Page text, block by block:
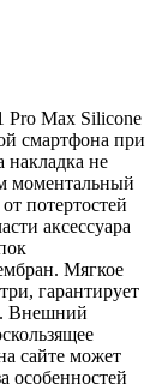
Pro Max Silicone
смартфона при
накладка не
моментальный
потертостей
аксессуара
Мягкое
гарантирует
Внешний
сайте может
особенностей